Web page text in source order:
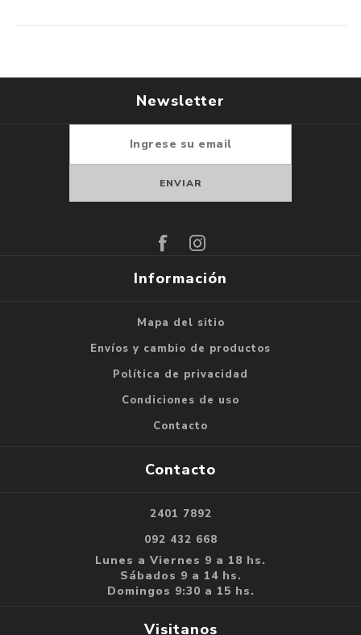
Newsletter
Información
Mapa del sitio
Envíos y cambio de productos
Política de privacidad
Condiciones de uso
Contacto
Contacto
2401 7892
092 432 668
Lunes a Viernes 9 a 18 hs.
Sábados 9 a 14 hs.
Domingos 9:30 a 15 hs.
Visitanos